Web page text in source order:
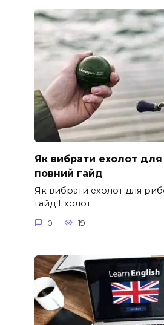
Як вибрати ехолот для
повний гайд
Як вибрати ехолот для
гайд Ехолот
0 19